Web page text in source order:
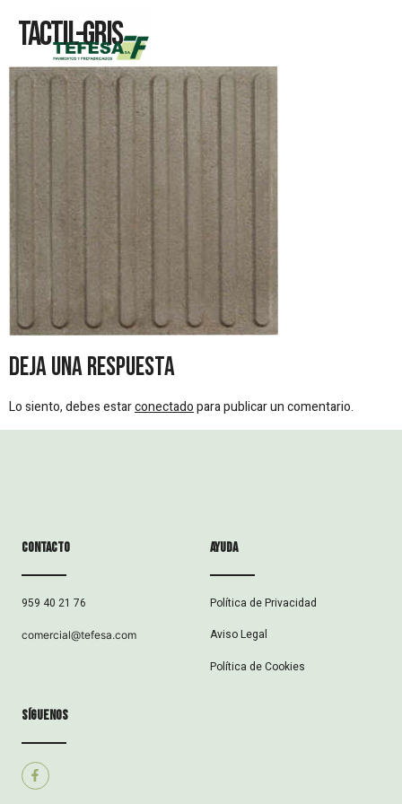
Tactil-Gris
Deja una respuesta
Lo siento, debes estarconectadopara publicar un comentario.
Contacto
959 40 21 76
comercial@tefesa.com
ayuda
Política de Privacidad
Aviso Legal
Política de Cookies
síguenos